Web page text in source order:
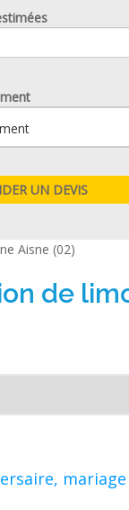
Aisne (02)
de
mariage